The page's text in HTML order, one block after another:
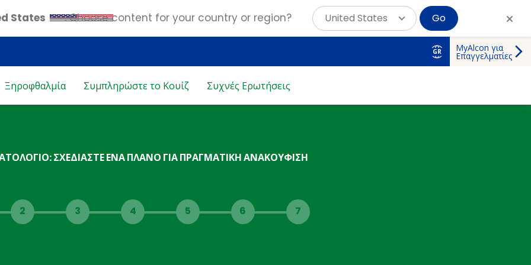
GR MyAlcon για
Επαγγελματίες
Ξηροφθαλμία Συμπληρώστε το Κουίζ Συχνές Ερωτήσεις
: ΣΧΕΔΙΑΣΤΕ ΕΝΑ ΠΛΑΝΟ ΓΙΑ ΠΡΑΓΜΑΤΙΚΗ ΑΝΑΚΟΥΦΙΣΗ
States . Choose content for your country or region? United States Go